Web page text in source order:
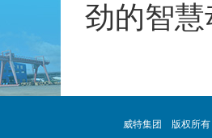
劲的智
威特集团 版权所